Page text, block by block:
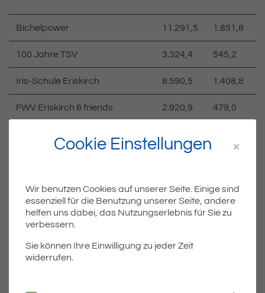
Bichelpower 11.291,5 1.851,8
100 Jahre TSV 3.324,4 545,2
Iris-Schule Eriskirch 8.590,5 1.408,8
FWV Eriskirch & friends 2.920,9 479,0
1b – Die radelnden Robben 1.300,8 213,3
Klasse 1a 1.299,2 213,1
3b Koalaklasse 1.255,4
Cookie Einstellungen
Wir benutzen Cookies auf unserer Seite. Einige sind
essenziell für die Benutzung unserer Seite, andere
helfen uns dabei, das Nutzungserlebnis für Sie zu
verbessern.
Sie können Ihre Einwilligung zu jeder Zeit
widerrufen.